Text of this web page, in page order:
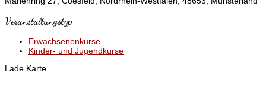
Veranstaltungstyp
Erwachsenenkurse
Kinder- und Jugendkurse
Lade Karte ...